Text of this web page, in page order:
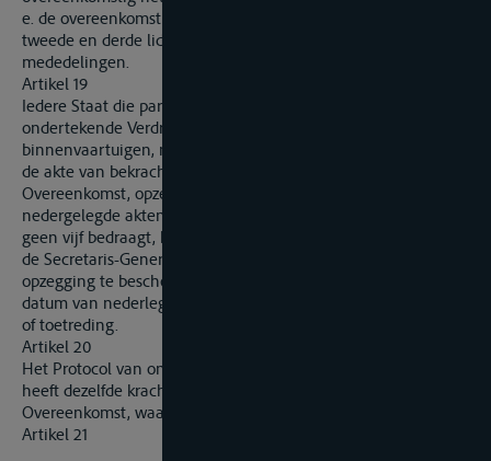
e. de overeenkomstig het bepaalde in artikel 15, eerste,
tweede en derde lid, ontvangen verklaringen en
mededelingen.
Artikel 19
Iedere Staat die partij is bij het op 27 november 1925 te Parijs
ondertekende Verdrag nopens de meting van
binnenvaartuigen, moet dat Verdrag, bij het nederleggen van
de akte van bekrachtiging van of van toetreding tot deze
Overeenkomst, opzeggen. Indien echter alsdan het aantal
nedergelegde akten van bekrachtiging of van toetreding nog
geen vijf bedraagt, kan de belanghebbende Staat desgewenst
de Secretaris-Generaal van de Verenigde Naties verzoeken de
opzegging te beschouwen als officieel te zijn gedaan op de
datum van nederlegging van de vijfde akte van bekrachtiging
of toetreding.
Artikel 20
Het Protocol van ondertekening van deze Overeenkomst
heeft dezelfde kracht, geldigheid en duur als de
Overeenkomst, waarvan het een integrerend deel uitmaakt.
Artikel 21